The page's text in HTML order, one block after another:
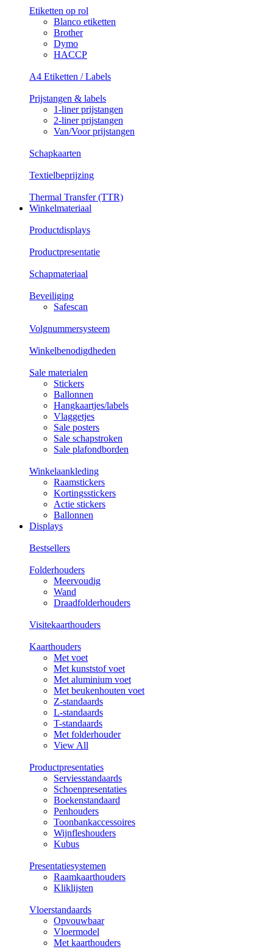
Etiketten op rol
Blanco etiketten
Brother
Dymo
HACCP
A4 Etiketten / Labels
Prijstangen & labels
1-liner prijstangen
2-liner prijstangen
Van/Voor prijstangen
Schapkaarten
Textielbeprijzing
Thermal Transfer (TTR)
Winkelmateriaal
Productdisplays
Productpresentatie
Schapmateriaal
Beveiliging
Safescan
Volgnummersysteem
Winkelbenodigdheden
Sale materialen
Stickers
Ballonnen
Hangkaartjes/labels
Vlaggetjes
Sale posters
Sale schapstroken
Sale plafondborden
Winkelaankleding
Raamstickers
Kortingsstickers
Actie stickers
Ballonnen
Displays
Bestsellers
Folderhouders
Meervoudig
Wand
Draadfolderhouders
Visitekaarthouders
Kaarthouders
Met voet
Met kunststof voet
Met aluminium voet
Met beukenhouten voet
Z-standaards
L-standaards
T-standaards
Met folderhouder
View All
Productpresentaties
Serviesstandaards
Schoenpresentaties
Boekenstandaard
Penhouders
Toonbankaccessoires
Wijnfleshouders
Kubus
Presentatiesystemen
Raamkaarthouders
Kliklijsten
Vloerstandaards
Opvouwbaar
Vloermodel
Met kaarthouders